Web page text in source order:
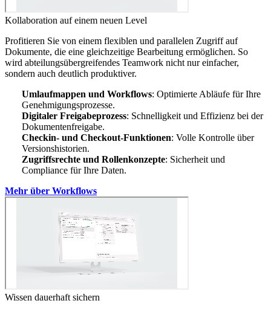
Kollaboration auf einem neuen Level
Profitieren Sie von einem flexiblen und parallelen Zugriff auf
Dokumente, die eine gleichzeitige Bearbeitung ermöglichen. So
wird abteilungsübergreifendes Teamwork nicht nur einfacher,
sondern auch deutlich produktiver.
Umlaufmappen und Workflows: Optimierte Abläufe für Ihre
Genehmigungsprozesse.
Digitaler Freigabeprozess: Schnelligkeit und Effizienz bei der
Dokumentenfreigabe.
Checkin- und Checkout-Funktionen: Volle Kontrolle über
Versionshistorien.
Zugriffsrechte und Rollenkonzepte: Sicherheit und
Compliance für Ihre Daten.
Mehr über Workflows
Wissen dauerhaft sichern